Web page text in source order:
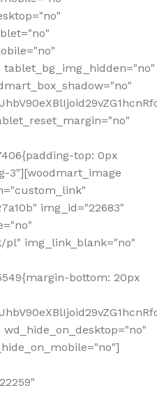
top: 0px
3"][woodmart_image
img_id="22683"
pl" img_link_blank="no"
bottom: 20px